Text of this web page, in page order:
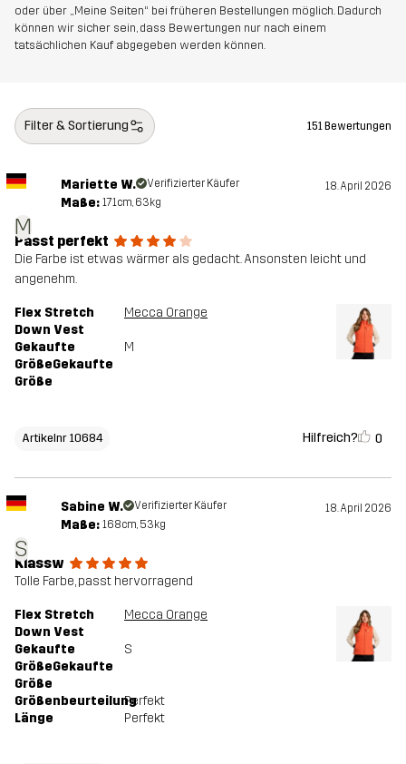
oder über „Meine Seiten“ bei früheren Bestellungen möglich. Dadurch
können wir sicher sein, dass Bewertungen nur nach einem
tatsächlichen Kauf abgegeben werden können.
Filter & Sortierung 151 Bewertungen
M
Mariette W. Verifizierter Käufer 18. April 2026
Maße: 171cm, 63kg
Passt perfekt
Die Farbe ist etwas wärmer als gedacht. Ansonsten leicht und
angenehm.
Flex Stretch
Down Vest
Mecca Orange
Gekaufte
GrößeGekaufte
Größe
M
Artikelnr 10684 Hilfreich? 0
S
Sabine W. Verifizierter Käufer 18. April 2026
Maße: 168cm, 53kg
Klassw
Tolle Farbe, passt hervorragend
Flex Stretch
Down Vest
Mecca Orange
Gekaufte
GrößeGekaufte
Größe
S
GrößenbeurteilungPerfekt
Länge
Perfekt